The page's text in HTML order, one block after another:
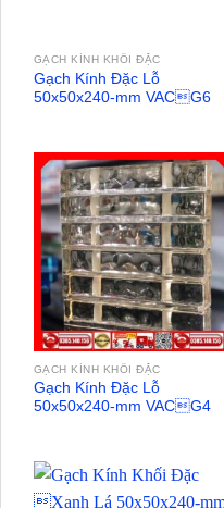
GẠCH KÍNH KHỐI ĐẶC
Gạch Kính Đặc Lỗ
50x50x240-mm VACG6
GẠCH KÍNH KHỐI ĐẶC
Gạch Kính Đặc Lỗ
50x50x240-mm VACG4